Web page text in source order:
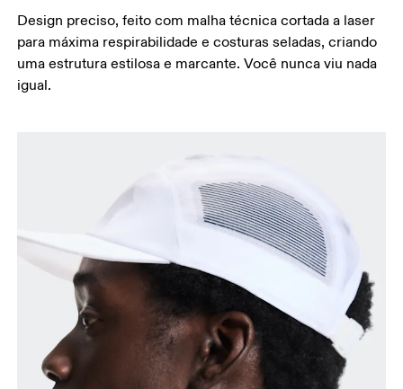
Design preciso, feito com malha técnica cortada a laser
para máxima respirabilidade e costuras seladas, criando
uma estrutura estilosa e marcante. Você nunca viu nada
igual.